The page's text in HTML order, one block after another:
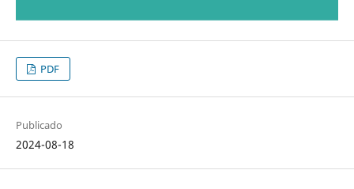
PDF
Publicado
2024-08-18